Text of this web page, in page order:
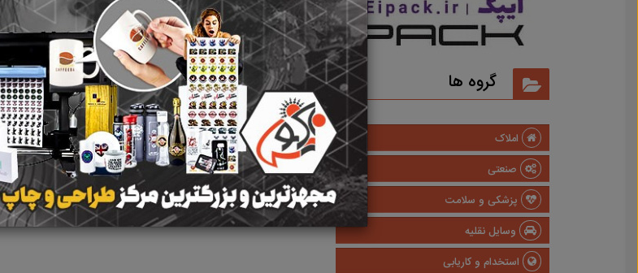
نتایج جستجو برای برچسبآژانس مسافرتی گروه ها
املاک
صنعتی
پزشکی و سلامت
وسایل نقلیه
استخدام و کاریابی